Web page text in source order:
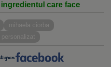
care face
mihaela ciorba